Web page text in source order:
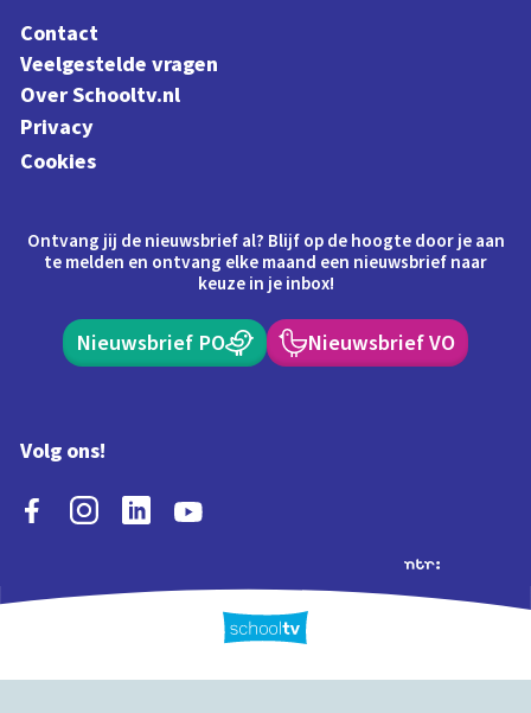
Contact
Veelgestelde vragen
Over Schooltv.nl
Privacy
Cookies
Ontvang jij de nieuwsbrief al? Blijf op de hoogte door je aan
te melden en ontvang elke maand een nieuwsbrief naar
keuze in je inbox!
Nieuwsbrief PO Nieuwsbrief VO
Volg ons!